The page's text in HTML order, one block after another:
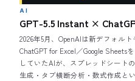
AI
GPT-5.5 Instant ×
2026年5月、OpenAIは新デフォル
ChatGPT for Excel／Google
していたAIが、スプレッドシート
生成・タブ横断分析・数式作成と